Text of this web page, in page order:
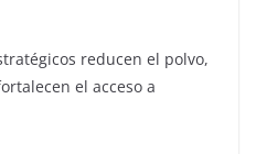
reducen el polvo,
el acceso a